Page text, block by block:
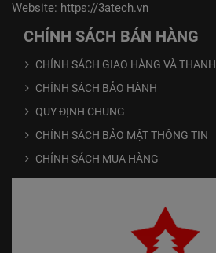
Website: https://3atech.vn
CHÍNH SÁCH BÁN HÀNG
CHÍNH SÁCH GIAO HÀNG VÀ
CHÍNH SÁCH BẢO HÀNH
QUY ĐỊNH CHUNG
CHÍNH SÁCH BẢO MẬT THÔNG TIN
CHÍNH SÁCH MUA HÀNG